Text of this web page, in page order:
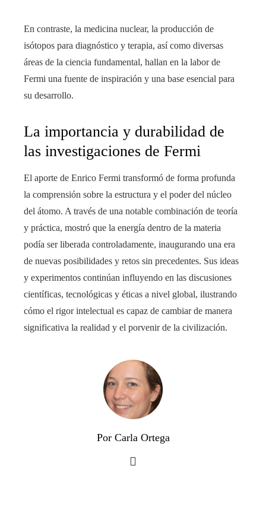
En contraste, la medicina nuclear, la producción de
isótopos para diagnóstico y terapia, así como diversas
áreas de la ciencia fundamental, hallan en la labor de
Fermi una fuente de inspiración y una base esencial para
su desarrollo.
La importancia y durabilidad de
las investigaciones de Fermi
El aporte de Enrico Fermi transformó de forma profunda
la comprensión sobre la estructura y el poder del núcleo
del átomo. A través de una notable combinación de teoría
y práctica, mostró que la energía dentro de la materia
podía ser liberada controladamente, inaugurando una era
de nuevas posibilidades y retos sin precedentes. Sus ideas
y experimentos continúan influyendo en las discusiones
científicas, tecnológicas y éticas a nivel global, ilustrando
cómo el rigor intelectual es capaz de cambiar de manera
significativa la realidad y el porvenir de la civilización.
Por Carla Ortega